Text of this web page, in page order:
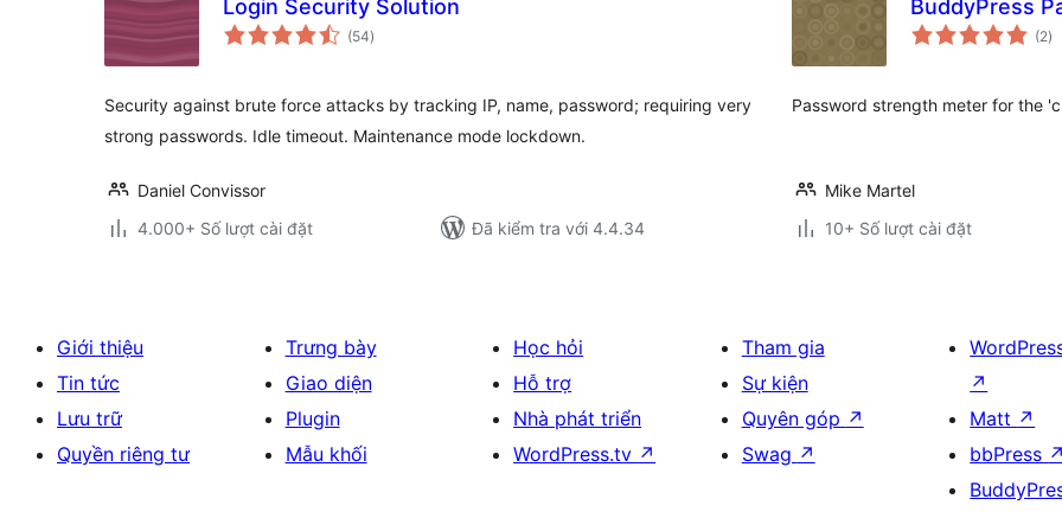
Login Security Solution
(54tổng
đánh
)
Security against brute force attacks by tracking IP, name, password; requiring very
strong passwords. Idle timeout. Maintenance mode lockdown.
Daniel Convissor
4.000+ Số lượt cài đặt
Đã kiểm tra với 4.4.34
BuddyPress
(2)
Password strength meter for the
Mike Martel
10+ Số lượt cài đặt
Giới thiệu
Tin tức
Lưu trữ
Quyền riêng tư
Trưng bày
Giao diện
Plugin
Mẫu khối
Học hỏi
Hỗ trợ
Nhà phát triển
WordPress.tv ↗
Tham gia
Sự kiện
Quyên góp ↗
Swag ↗
↗
Matt ↗
bbPress ↗